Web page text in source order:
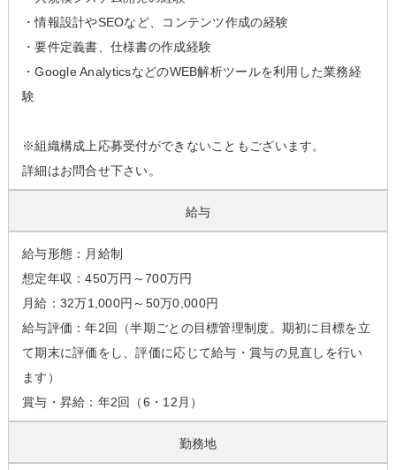
・情報設計やSEOなど、コンテンツ作成の経験
・要件定義書、仕様書の作成経験
・Google AnalyticsなどのWEB解析ツールを利用した業務経
験
※組織構成上応募受付ができないこともございます。
詳細はお問合せ下さい。
給与
給与形態：月給制
想定年収：450万円～700万円
月給：32万1,000円～50万0,000円
給与評価：年2回（半期ごとの目標管理制度。期初に目標を立
て期末に評価をし、評価に応じて給与・賞与の見直しを行い
ます）
賞与・昇給：年2回（6・12月）
勤務地